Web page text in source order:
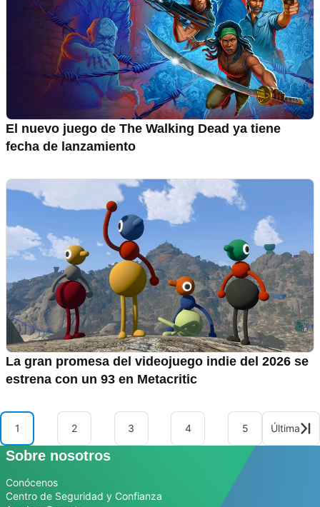
El nuevo juego de The Walking Dead ya tiene
fecha de lanzamiento
La gran promesa del videojuego indie del 2026 se
estrena con un 93 en Metacritic
1 2 3 4 5 Última
Sobre nosotros
Conócenos
Centro de Seguridad y Confianza